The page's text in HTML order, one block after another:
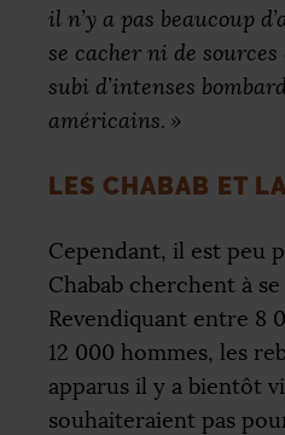
il n’y a pas beaucoup
se cacher ni de
subi d’intenses
américains. »
LES CHABAB ET
Cependant, il est peu
Chabab cherchent à
Revendiquant entre 8
12 000 hommes, les
apparus il y a bientôt
souhaiteraient pas